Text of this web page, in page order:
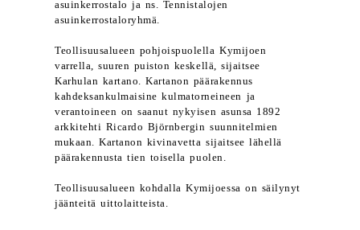
asuinkerrostalo ja ns. Tennistalojen
asuinkerrostaloryhmä.
Teollisuusalueen pohjoispuolella Kymijoen
varrella, suuren puiston keskellä, sijaitsee
Karhulan kartano. Kartanon päärakennus
kahdeksankulmaisine kulmatorneineen ja
verantoineen on saanut nykyisen asunsa 1892
arkkitehti Ricardo Björnbergin suunnitelmien
mukaan. Kartanon kivinavetta sijaitsee lähellä
päärakennusta tien toisella puolen.
Teollisuusalueen kohdalla Kymijoessa on säilynyt
jäänteitä uittolaitteista.